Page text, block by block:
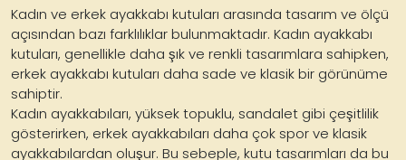
Kadın ve erkek ayakkabı kutuları arasında tasarım ve ölçü
açısından bazı farklılıklar bulunmaktadır. Kadın ayakkabı
kutuları, genellikle daha şık ve renkli tasarımlara sahipken,
erkek ayakkabı kutuları daha sade ve klasik bir görünüme
sahiptir.
Kadın ayakkabıları, yüksek topuklu, sandalet gibi çeşitlilik
gösterirken, erkek ayakkabıları daha çok spor ve klasik
ayakkabılardan oluşur. Bu sebeple, kutu tasarımları da bu